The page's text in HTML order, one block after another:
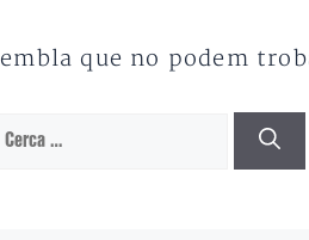
que no podem